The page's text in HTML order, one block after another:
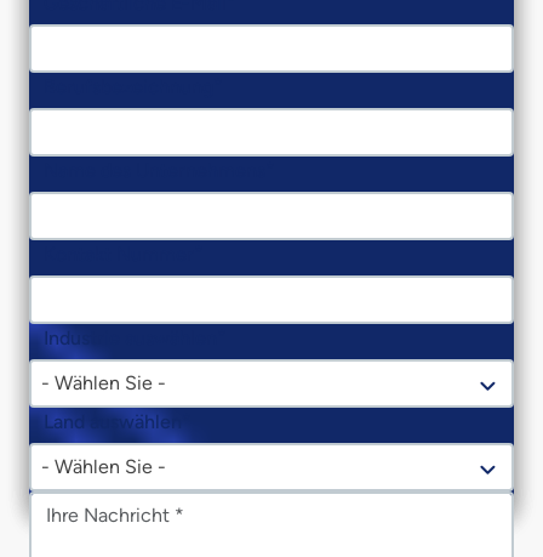
Industrie auswählen
- Wählen Sie -
Land auswählen
- Wählen Sie -
Nachricht